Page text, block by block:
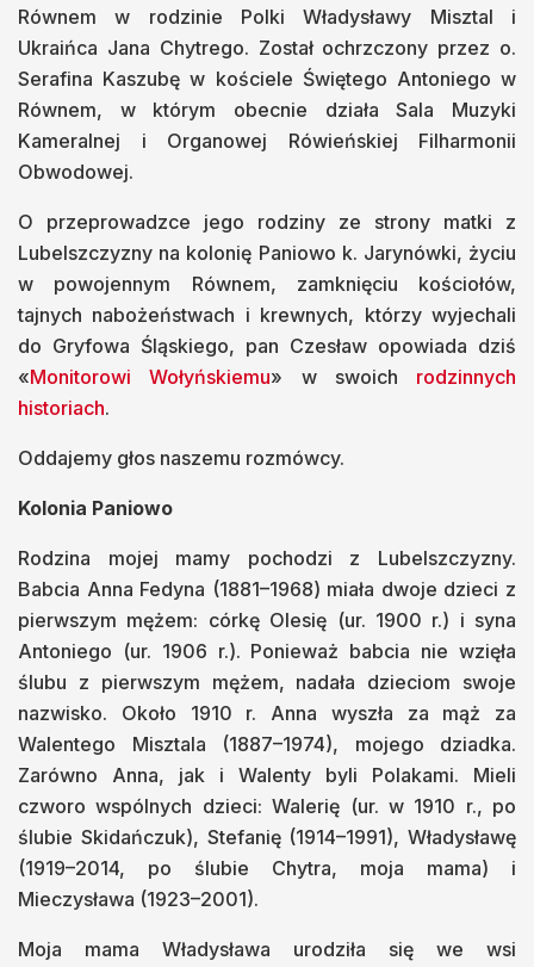
Równem w rodzinie Polki Władysławy Misztal i
Ukraińca Jana Chytrego. Został ochrzczony przez o.
Serafina Kaszubę w kościele Świętego Antoniego w
Równem, w którym obecnie działa Sala Muzyki
Kameralnej i Organowej Rówieńskiej Filharmonii
Obwodowej.
O przeprowadzce jego rodziny ze strony matki z
Lubelszczyzny na kolonię Paniowo k. Jarynówki, życiu
w powojennym Równem, zamknięciu kościołów,
tajnych nabożeństwach i krewnych, którzy wyjechali
do Gryfowa Śląskiego, pan Czesław opowiada dziś
«Monitorowi Wołyńskiemu» w swoich rodzinnych
historiach.
Oddajemy głos naszemu rozmówcy.
Kolonia Paniowo
Rodzina mojej mamy pochodzi z Lubelszczyzny.
Babcia Anna Fedyna (1881–1968) miała dwoje dzieci z
pierwszym mężem: córkę Olesię (ur. 1900 r.) i syna
Antoniego (ur. 1906 r.). Ponieważ babcia nie wzięła
ślubu z pierwszym mężem, nadała dzieciom swoje
nazwisko. Około 1910 r. Anna wyszła za mąż za
Walentego Misztala (1887–1974), mojego dziadka.
Zarówno Anna, jak i Walenty byli Polakami. Mieli
czworo wspólnych dzieci: Walerię (ur. w 1910 r., po
ślubie Skidańczuk), Stefanię (1914–1991), Władysławę
(1919–2014, po ślubie Chytra, moja mama) i
Mieczysława (1923–2001).
Moja mama Władysława urodziła się we wsi